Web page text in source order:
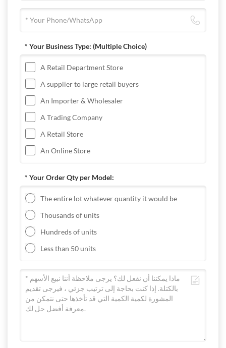
* Your Business Type: (Multiple Choice)
A Retail Department Store
A supplier to large retail buyers
An Importer & Wholesaler
A Trading Company
A Retail Store
An Online Store
* Your Order Qty per Model:
The entire lot whatever quantity it would be
Thousands of units
Hundreds of units
Less than 50 units